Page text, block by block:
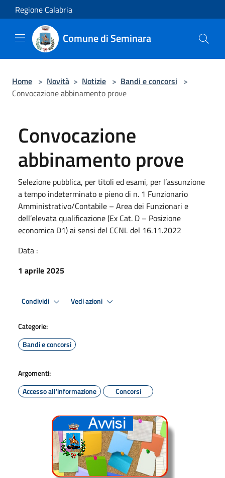
Salta al contenuto principale
Regione Calabria
Comune di Seminara
Home > Novità > Notizie > Bandi e concorsi >
Convocazione abbinamento prove
Convocazione
abbinamento prove
Selezione pubblica, per titoli ed esami, per l’assunzione
a tempo indeterminato e pieno di n. 1 Funzionario
Amministrativo/Contabile – Area dei Funzionari e
dell’elevata qualificazione (Ex Cat. D – Posizione
economica D1) ai sensi del CCNL del 16.11.2022
Data :
1 aprile 2025
Condividi Vedi azioni
Categorie:
Bandi e concorsi
Argomenti:
Accesso all'informazione
Concorsi